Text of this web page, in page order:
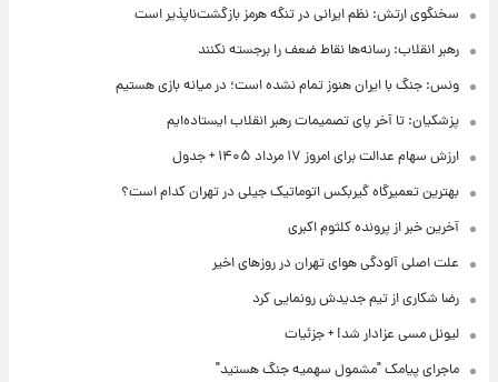
سخنگوی ارتش: نظم ایرانی در تنگه هرمز بازگشت‌ناپذیر است
رهبر انقلاب: رسانه‌ها نقاط ضعف را برجسته نکنند
ونس: جنگ با ایران هنوز تمام نشده است؛ در میانه بازی هستیم
پزشکیان: تا آخر پای تصمیمات رهبر انقلاب ایستاده‌ایم
ارزش سهام عدالت برای امروز ۱۷ مرداد ۱۴۰۵ + جدول
بهترین تعمیرگاه گیربکس اتوماتیک جیلی در تهران کدام است؟
آخرین خبر از پرونده کلثوم اکبری
علت اصلی آلودگی هوای تهران در روزهای اخیر
رضا شکاری از تیم جدیدش رونمایی کرد
لیونل مسی عزادار شد! + جزئیات
ماجرای پیامک "مشمول سهمیه جنگ هستید"